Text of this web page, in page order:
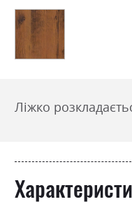
Ліжко